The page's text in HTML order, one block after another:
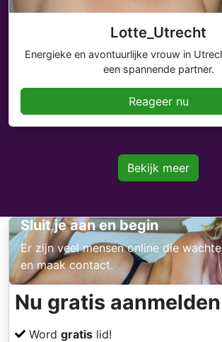
Lotte_Utrecht
Energieke en avontuurlijke vrouw in
een spannende partner.
Reageer nu
Bekijk meer
Sluit je aan en begin
Er zijn veel mensen online die
en maak contact.
Nu gratis aanmelden
Word gratis lid!